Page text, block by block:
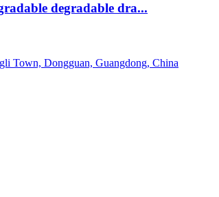
degradable dra...
Town, Dongguan, Guangdong, China